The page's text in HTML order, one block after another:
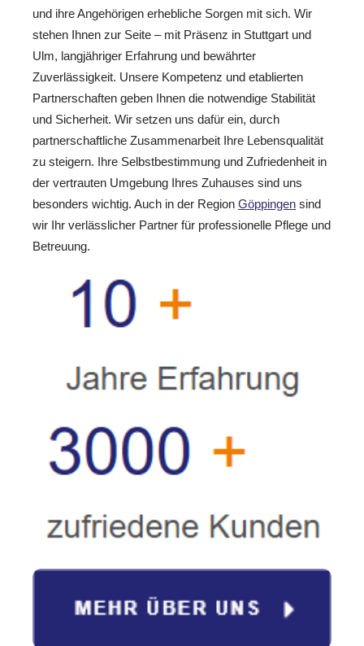
und ihre Angehörigen erhebliche Sorgen mit sich. Wir
stehen Ihnen zur Seite – mit Präsenz in Stuttgart und
Ulm, langjähriger Erfahrung und bewährter
Zuverlässigkeit. Unsere Kompetenz und etablierten
Partnerschaften geben Ihnen die notwendige Stabilität
und Sicherheit. Wir setzen uns dafür ein, durch
partnerschaftliche Zusammenarbeit Ihre Lebensqualität
zu steigern. Ihre Selbstbestimmung und Zufriedenheit in
der vertrauten Umgebung Ihres Zuhauses sind uns
besonders wichtig. Auch in der Region Göppingen sind
wir Ihr verlässlicher Partner für professionelle Pflege und
Betreuung.